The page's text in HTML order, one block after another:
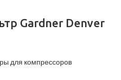
Gardner Denver
для компрессоров